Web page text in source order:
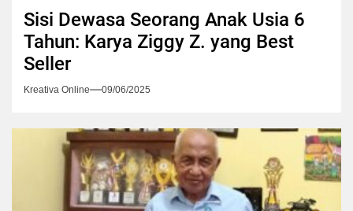
Sisi Dewasa Seorang Anak Usia 6
Tahun: Karya Ziggy Z. yang Best
Seller
Kreativa Online 09/06/2025